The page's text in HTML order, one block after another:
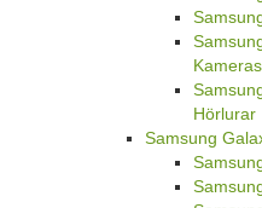
Hörlurar
Samsung